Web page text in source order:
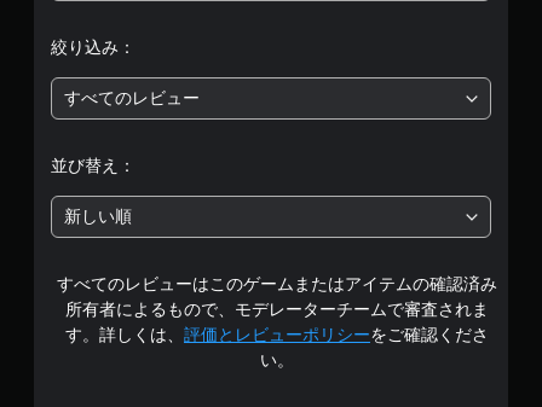
5
段
中
の
4
.
絞り込み：
すべてのレビュー
並び替え：
新しい順
すべてのレビューはこのゲームまたはアイテムの確認済み
所有者によるもので、モデレーターチームで審査されま
す。詳しくは、 評価とレビューポリシーをご確認くださ
い。